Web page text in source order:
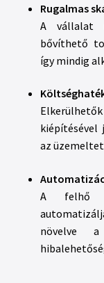
Rugalmas
A vállalat
bővíthető
így mindig
kiépítésével
az
A felhő
növelve